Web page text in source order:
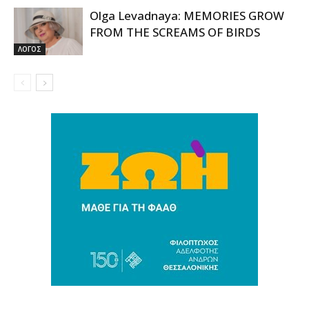
ΛΟΓΟΣ
Olga Levadnaya: MEMORIES GROW
FROM THE SCREAMS OF BIRDS